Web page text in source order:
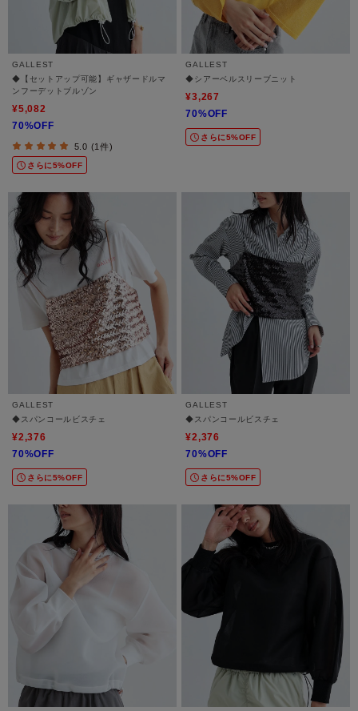
GALLEST
◆【セットアップ可能】ギャザードルマ
ンフーデットブルゾン
¥5,082
70%OFF
5.0 (1件)
さらに5%OFF
GALLEST
◆シアーベルスリーブニット
¥3,267
70%OFF
さらに5%OFF
GALLEST
◆スパンコールビスチェ
¥2,376
70%OFF
さらに5%OFF
GALLEST
◆スパンコールビスチェ
¥2,376
70%OFF
さらに5%OFF